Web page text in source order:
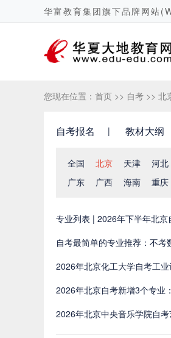
华富教育集团旗下品牌网站
您现在位置： 首页 >> 自考 >> 北
自考报名 教材大纲
全国 北京 天津 河北
广东
广西 海南 重庆
专业列表 | 2026年下半年北京
自考最简单的专业推荐：不考
2026年北京化工大学自考工
2026年北京自考新增3个专业
2026年北京中央音乐学院自